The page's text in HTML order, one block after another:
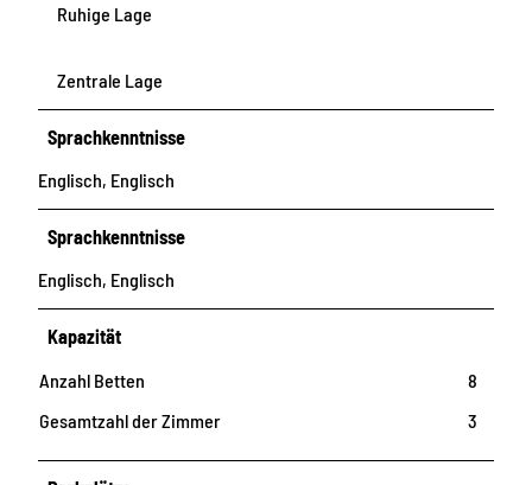
Ruhige Lage
Zentrale Lage
Sprachkenntnisse
Englisch, Englisch
Sprachkenntnisse
Englisch, Englisch
Kapazität
Anzahl Betten
8
Gesamtzahl der Zimmer
3